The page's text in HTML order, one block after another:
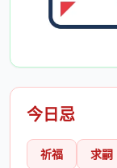
今日忌
祈福 求嗣